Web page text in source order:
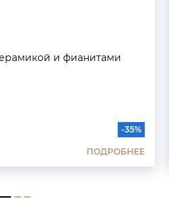
и фианитами
-35%
ПОДРОБНЕЕ